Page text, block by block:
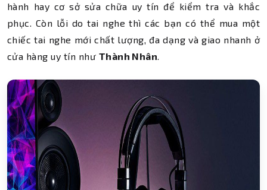
hành hay cơ sở sửa chữa uy tín để kiểm tra và khắc
phục. Còn lỗi do tai nghe thì các bạn có thể mua một
chiếc tai nghe mới chất lượng, đa dạng và giao nhanh ở
cửa hàng uy tín như Thành Nhân.